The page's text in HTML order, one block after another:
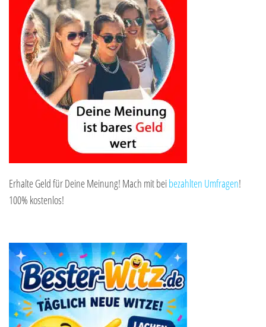
Erhalte Geld für Deine Meinung! Mach mit beibezahlten Umfragen!
100% kostenlos!